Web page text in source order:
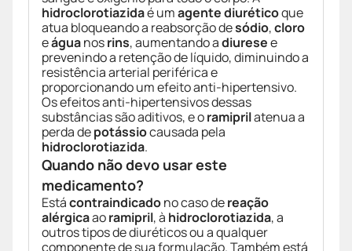
hidroclorotiazidaé umagente diuréticoque
atua bloqueando a reabsorção desódio,cloro
eáguanosrins, aumentando adiuresee
prevenindo a retenção de líquido, diminuindo a
resistência arterial periférica e
proporcionando um efeito anti-hipertensivo.
Os efeitos anti-hipertensivos dessas
substâncias são aditivos, e oramiprilatenua a
perda depotássiocausada pela
hidroclorotiazida.
Quando não devo usar este
medicamento?
Estácontraindicadono caso dereação
alérgicaaoramipril, à hidroclorotiazida, a
outros tipos de diuréticos ou a qualquer
componente de sua formulação. Também está